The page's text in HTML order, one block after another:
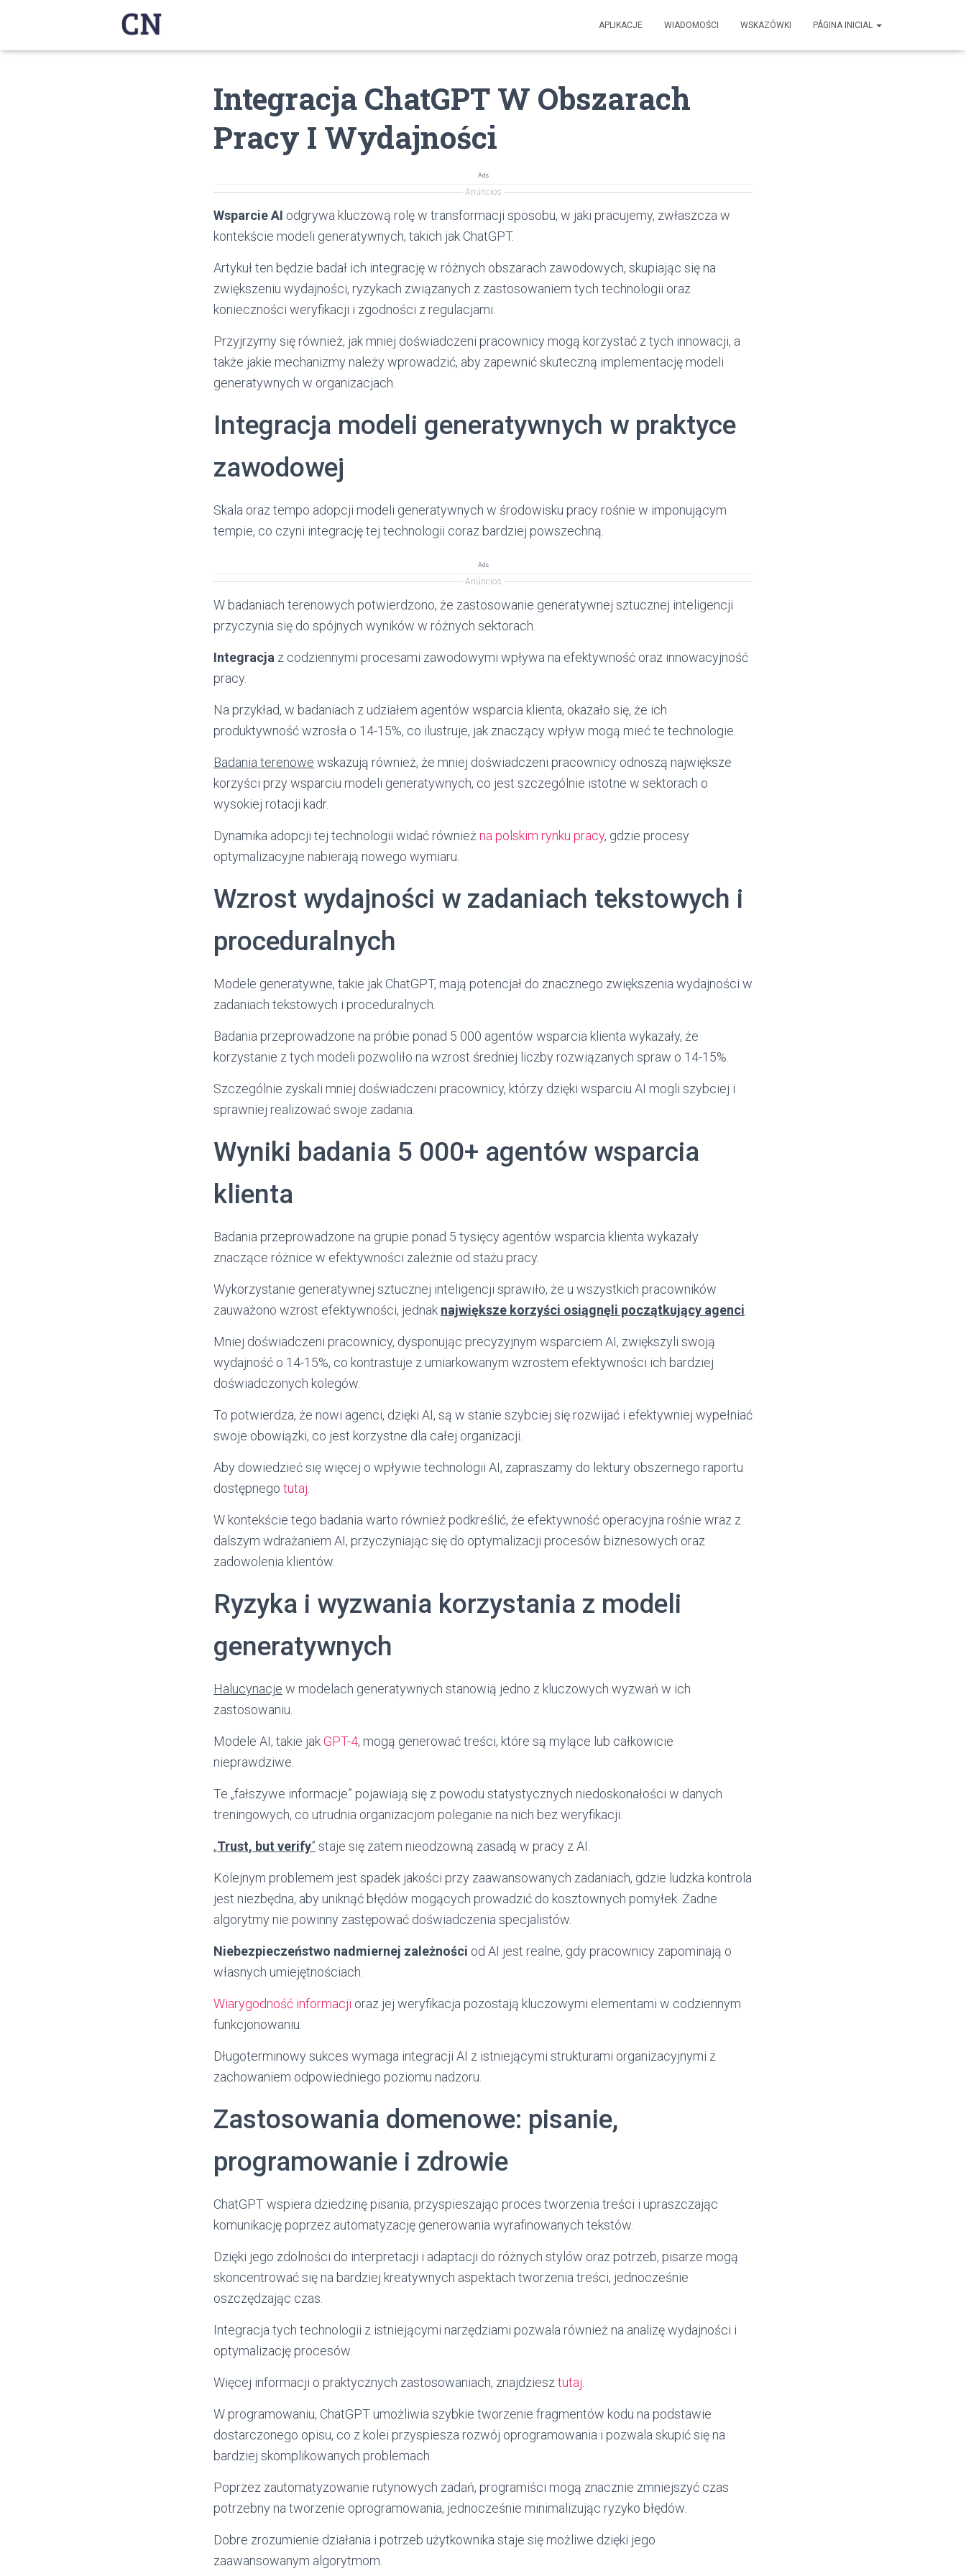
APLIKACJE WIADOMOŚCI WSKAZÓWKI PÁGINA INICIAL
Integracja ChatGPT W Obszarach
Pracy I Wydajności
Ads
Anúncios
Wsparcie AI odgrywa kluczową rolę w transformacji sposobu, w jaki pracujemy, zwłaszcza w
kontekście modeli generatywnych, takich jak ChatGPT.
Artykuł ten będzie badał ich integrację w różnych obszarach zawodowych, skupiając się na
zwiększeniu wydajności, ryzykach związanych z zastosowaniem tych technologii oraz
konieczności weryfikacji i zgodności z regulacjami.
Przyjrzymy się również, jak mniej doświadczeni pracownicy mogą korzystać z tych innowacji, a
także jakie mechanizmy należy wprowadzić, aby zapewnić skuteczną implementację modeli
generatywnych w organizacjach.
Integracja modeli generatywnych w praktyce
zawodowej
Skala oraz tempo adopcji modeli generatywnych w środowisku pracy rośnie w imponującym
tempie, co czyni integrację tej technologii coraz bardziej powszechną.
Ads
Anúncios
W badaniach terenowych potwierdzono, że zastosowanie generatywnej sztucznej inteligencji
przyczynia się do spójnych wyników w różnych sektorach.
Integracja z codziennymi procesami zawodowymi wpływa na efektywność oraz innowacyjność
pracy.
Na przykład, w badaniach z udziałem agentów wsparcia klienta, okazało się, że ich
produktywność wzrosła o 14-15%, co ilustruje, jak znaczący wpływ mogą mieć te technologie.
Badania terenowe wskazują również, że mniej doświadczeni pracownicy odnoszą największe
korzyści przy wsparciu modeli generatywnych, co jest szczególnie istotne w sektorach o
wysokiej rotacji kadr.
Dynamika adopcji tej technologii widać również na polskim rynku pracy, gdzie procesy
optymalizacyjne nabierają nowego wymiaru.
Wzrost wydajności w zadaniach tekstowych i
proceduralnych
Modele generatywne, takie jak ChatGPT, mają potencjał do znacznego zwiększenia wydajności w
zadaniach tekstowych i proceduralnych.
Badania przeprowadzone na próbie ponad 5 000 agentów wsparcia klienta wykazały, że
korzystanie z tych modeli pozwoliło na wzrost średniej liczby rozwiązanych spraw o 14-15%.
Szczególnie zyskali mniej doświadczeni pracownicy, którzy dzięki wsparciu AI mogli szybciej i
sprawniej realizować swoje zadania.
Wyniki badania 5 000+ agentów wsparcia
klienta
Badania przeprowadzone na grupie ponad 5 tysięcy agentów wsparcia klienta wykazały
znaczące różnice w efektywności zależnie od stażu pracy.
Wykorzystanie generatywnej sztucznej inteligencji sprawiło, że u wszystkich pracowników
zauważono wzrost efektywności, jednak największe korzyści osiągnęli początkujący agenci
Mniej doświadczeni pracownicy, dysponując precyzyjnym wsparciem AI, zwiększyli swoją
wydajność o 14-15%, co kontrastuje z umiarkowanym wzrostem efektywności ich bardziej
doświadczonych kolegów.
To potwierdza, że nowi agenci, dzięki AI, są w stanie szybciej się rozwijać i efektywniej wypełniać
swoje obowiązki, co jest korzystne dla całej organizacji.
Aby dowiedzieć się więcej o wpływie technologii AI, zapraszamy do lektury obszernego raportu
dostępnego tutaj
W kontekście tego badania warto również podkreślić, że efektywność operacyjna rośnie wraz z
dalszym wdrażaniem AI, przyczyniając się do optymalizacji procesów biznesowych oraz
zadowolenia klientów.
Ryzyka i wyzwania korzystania z modeli
generatywnych
Halucynacje w modelach generatywnych stanowią jedno z kluczowych wyzwań w ich
zastosowaniu.
Modele AI, takie jakGPT-4, mogą generować treści, które są mylące lub całkowicie
nieprawdziwe.
Te „fałszywe informacje” pojawiają się z powodu statystycznych niedoskonałości w danych
treningowych, co utrudnia organizacjom poleganie na nich bez weryfikacji.
„Trust, but verify” staje się zatem nieodzowną zasadą w pracy z AI.
Kolejnym problemem jest spadek jakości przy zaawansowanych zadaniach, gdzie ludzka kontrola
jest niezbędna, aby uniknąć błędów mogących prowadzić do kosztownych pomyłek. Żadne
algorytmy nie powinny zastępować doświadczenia specjalistów.
Niebezpieczeństwo nadmiernej zależności od AI jest realne, gdy pracownicy zapominają o
własnych umiejętnościach.
Wiarygodność informacji oraz jej weryfikacja pozostają kluczowymi elementami w codziennym
funkcjonowaniu.
Długoterminowy sukces wymaga integracji AI z istniejącymi strukturami organizacyjnymi z
zachowaniem odpowiedniego poziomu nadzoru.
Zastosowania domenowe: pisanie,
programowanie i zdrowie
ChatGPT wspiera dziedzinę pisania, przyspieszając proces tworzenia treści i upraszczając
komunikację poprzez automatyzację generowania wyrafinowanych tekstów.
Dzięki jego zdolności do interpretacji i adaptacji do różnych stylów oraz potrzeb, pisarze mogą
skoncentrować się na bardziej kreatywnych aspektach tworzenia treści, jednocześnie
oszczędzając czas.
Integracja tych technologii z istniejącymi narzędziami pozwala również na analizę wydajności i
optymalizację procesów.
Więcej informacji o praktycznych zastosowaniach, znajdziesz tutaj
W programowaniu, ChatGPT umożliwia szybkie tworzenie fragmentów kodu na podstawie
dostarczonego opisu, co z kolei przyspiesza rozwój oprogramowania i pozwala skupić się na
bardziej skomplikowanych problemach.
Poprzez zautomatyzowanie rutynowych zadań, programiści mogą znacznie zmniejszyć czas
potrzebny na tworzenie oprogramowania, jednocześnie minimalizując ryzyko błędów.
Dobre zrozumienie działania i potrzeb użytkownika staje się możliwe dzięki jego
zaawansowanym algorytmom.